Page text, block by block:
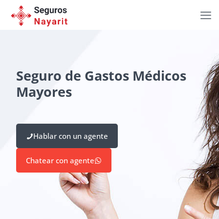
Seguro de Gastos Médicos
Mayores
Hablar con un agente
Chatear con agente